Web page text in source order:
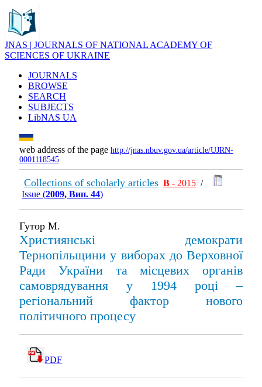
JNAS | JOURNALS OF NATIONAL ACADEMY OF
SCIENCES OF UKRAINE
JOURNALS
BROWSE
SEARCH
SUBJECTS
LibNAS UA
web address of the page http://jnas.nbuv.gov.ua/article/UJRN-
0001118545
Collections of scholarly articles В - 2015 /
Issue (2009, Вип. 44)
Гутор М.
Християнські демократи
Тернопільщини у виборах до Верховної
Ради України та місцевих органів
самоврядування у 1994 році –
регіональний фактор нового
політичного процесу
PDF